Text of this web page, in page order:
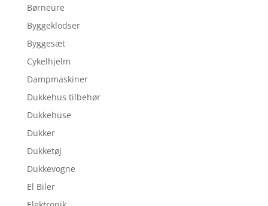
Børneure
Byggeklodser
Byggesæt
Cykelhjelm
Dampmaskiner
Dukkehus tilbehør
Dukkehuse
Dukker
Dukketøj
Dukkevogne
El Biler